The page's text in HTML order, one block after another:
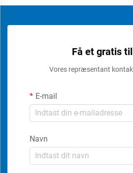
Få et gratis
Vores repræsentant
E-mail
Navn